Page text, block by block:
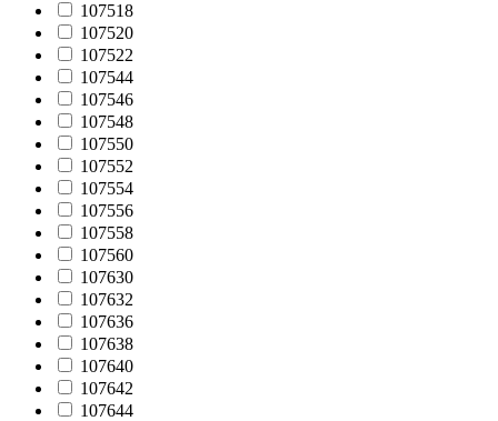
107518
107520
107522
107544
107546
107548
107550
107552
107554
107556
107558
107560
107630
107632
107636
107638
107640
107642
107644